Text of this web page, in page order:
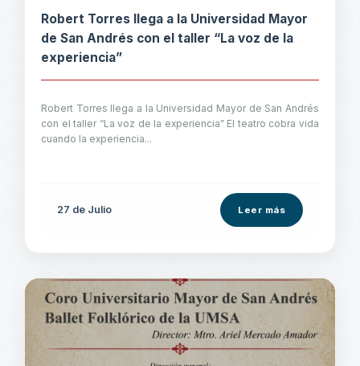
Robert Torres llega a la Universidad Mayor
de San Andrés con el taller “La voz de la
experiencia”
Robert Torres llega a la Universidad Mayor de San Andrés
con el taller “La voz de la experiencia” El teatro cobra vida
cuando la experiencia...
27 de Julio Leer más